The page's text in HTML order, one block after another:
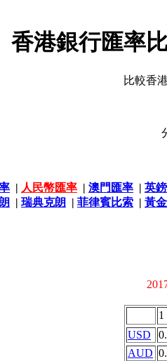
香港銀行匯率
比較香
| 人民幣匯率 | 澳門匯率 | 英
| 瑞典克朗 | 菲律賓比索 | 黃
1
USD
AUD